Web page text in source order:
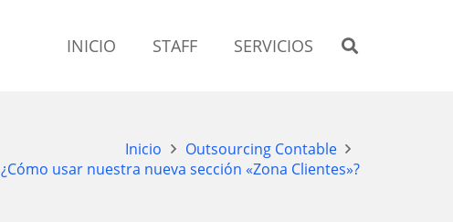
INICIO STAFF SERVICIOS
Inicio
Outsourcing Contable
¿Cómo usar nuestra nueva sección «Zona Clientes»?